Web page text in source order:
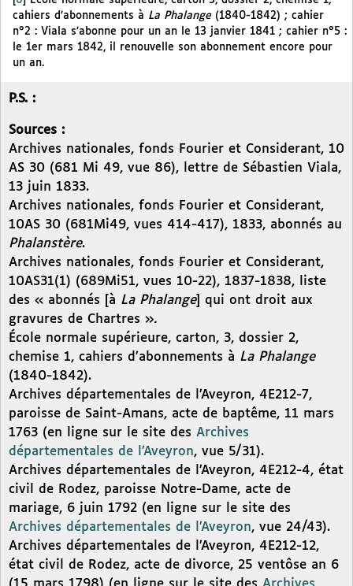
cahiers d’abonnements à La Phalange(1840-1842) ; cahier
n°2 : Viala s’abonne pour un an le 13 janvier 1841 ; cahier n°5 :
le 1er mars 1842, il renouvelle son abonnement encore pour
un an.
P.S. :
Sources :
Archives nationales, fonds Fourier et Considerant, 10
AS 30 (681 Mi 49, vue 86), lettre de Sébastien Viala,
13 juin 1833.
Archives nationales, fonds Fourier et Considerant,
10AS 30 (681Mi49, vues 414-417), 1833, abonnés au
Phalanstère.
Archives nationales, fonds Fourier et Considerant,
10AS31(1) (689Mi51, vues 10-22), 1837-1838, liste
des « abonnés [à La Phalange] qui ont droit aux
gravures de Chartres ».
École normale supérieure, carton, 3, dossier 2,
chemise 1, cahiers d’abonnements à La Phalange
(1840-1842).
Archives départementales de l’Aveyron, 4E212-7,
paroisse de Saint-Amans, acte de baptême, 11 mars
1763 (en ligne sur le site des Archives
départementales de l’Aveyron, vue 5/31).
Archives départementales de l’Aveyron, 4E212-4, état
civil de Rodez, paroisse Notre-Dame, acte de
mariage, 6 juin 1792 (en ligne sur le site des
Archives départementales de l’Aveyron, vue 24/43).
Archives départementales de l’Aveyron, 4E212-12,
état civil de Rodez, acte de divorce, 25 ventôse an 6